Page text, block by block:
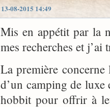
13-08-2015 14:49
Mis en appétit par la
mes recherches et j’ai
La première
d’un camping de
hobbit pour offrir à